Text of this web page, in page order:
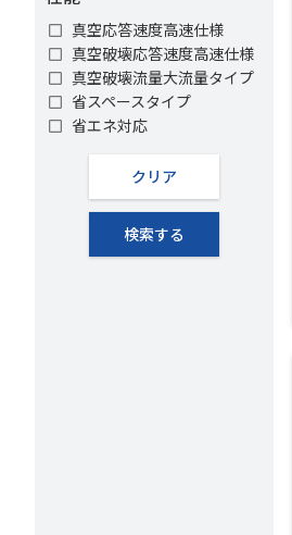
真空応答速度高速仕様
真空破壊応答速度高速仕様
真空破壊流量大流量タイプ
省スペースタイプ
省エネ対応
クリア
検索する